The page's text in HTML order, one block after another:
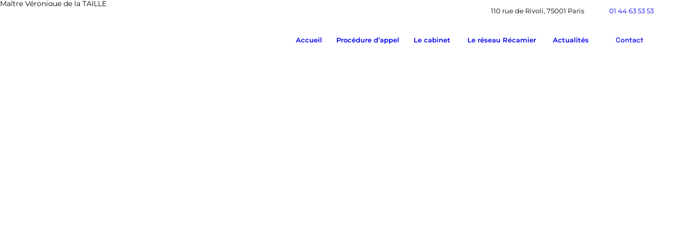
110 rue de Rivoli, 75001 Paris 01 44 63 53 53
Accueil Procédure d’appel Le cabinet Le réseau Récamier Actualités Contact
Maître Véronique de la TAILLE